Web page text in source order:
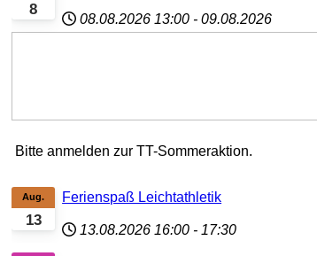
8
08.08.2026 13:00 - 09.08.2026
Bitte anmelden zur TT-Sommeraktion.
13
Aug. Ferienspaß Leichtathletik
13.08.2026 16:00 - 17:30